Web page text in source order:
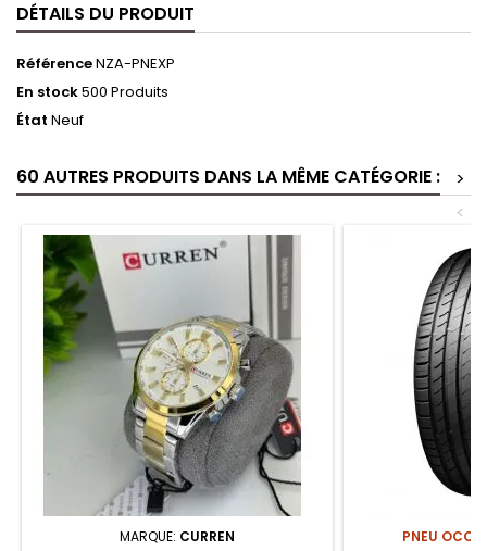
DÉTAILS DU PRODUIT
RéférenceNZA-PNEXP
En stock500 Produits
État Neuf
60 AUTRES PRODUITS DANS LA MÊME CATÉGORIE :
>
<
MARQUE: CURREN
PNEU